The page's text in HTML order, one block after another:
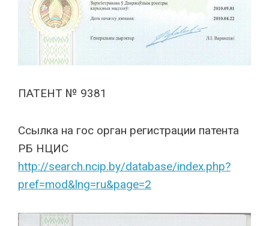
ПАТЕНТ № 9381
Cсылка на гос орган регистрации патента
РБ НЦИС
http://search.ncip.by/database/index.php?
pref=mod&lng=ru&page=2